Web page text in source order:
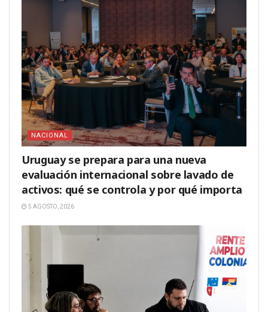
NACIONAL
Uruguay se prepara para una nueva
evaluación internacional sobre lavado de
activos: qué se controla y por qué importa
5 AGOSTO, 2026